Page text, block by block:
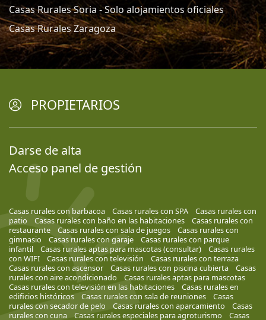
Casas Rurales Soria - Solo alojamientos oficiales
Casas Rurales Zaragoza
PROPIETARIOS
Darse de alta
Acceso panel de gestión
Casas rurales con barbacoa Casas rurales con SPA
Casas rurales con
patio
Casas rurales con baño en las habitaciones
Casas rurales con
restaurante
Casas rurales con sala de juegos
Casas rurales con
gimnasio
Casas rurales con garaje
Casas rurales con parque
infantil
Casas rurales aptas para mascotas (consultar)
Casas rurales
con WIFI
Casas rurales con televisión
Casas rurales con terraza
Casas rurales con ascensor
Casas rurales con piscina cubierta
Casas
rurales con aire acondicionado
Casas rurales aptas para mascotas
Casas rurales con televisión en las habitaciones
Casas rurales en
edificios históricos
Casas rurales con sala de reuniones
Casas
rurales con secador de pelo
Casas rurales con aparcamiento
Casas
rurales con cuna
Casas rurales especiales para agroturismo
Casas